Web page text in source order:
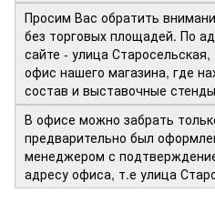
Просим Вас обратить
без торговых площадей. По
сайте - улица
офис нашего магазина, где
состав и выставочные
В офисе можно забрать
предварительно был
менеджером с
адресу офиса, т.е улица